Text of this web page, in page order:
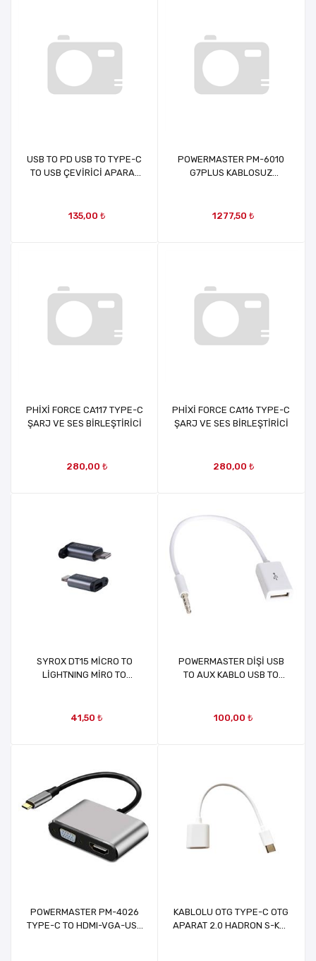
USB TO PD USB TO TYPE-C
TO USB ÇEVİRİCİ APARAT
135,00 ₺
POWERMASTER PM-6010
G7PLUS KABLOSUZ
1277,50 ₺
PHİXİ FORCE CA117 TYPE-C
ŞARJ VE SES BİRLEŞTİRİCİ
280,00 ₺
PHİXİ FORCE CA116 TYPE-C
ŞARJ VE SES BİRLEŞTİRİCİ
280,00 ₺
SYROX DT15 MİCRO TO
LİGHTNING MİRO TO
41,50 ₺
POWERMASTER DİŞİ USB
TO AUX KABLO USB TO
100,00 ₺
POWERMASTER PM-4026
TYPE-C TO HDMI-VGA-USB
KABLOLU OTG TYPE-C OTG
APARAT 2.0 HADRON S-K07